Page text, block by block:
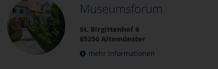
Museumsforum
St. Birgittenhof 6
85250 Altomünster
mehr Informationen